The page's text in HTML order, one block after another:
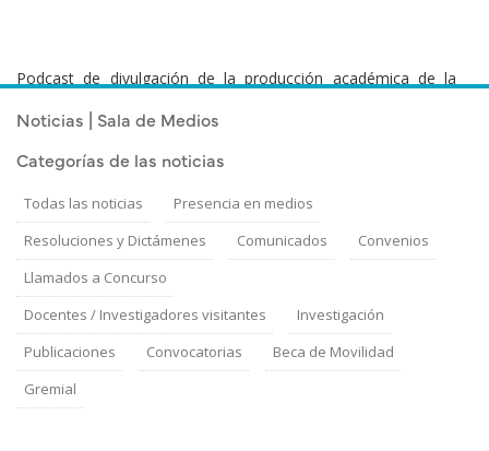
Noticias | Sala de Medios
Categorías de las noticias
Todas las noticias
Presencia en medios
Resoluciones y Dictámenes
Comunicados
Convenios
Llamados a Concurso
Docentes / Investigadores visitantes
Investigación
Publicaciones
Convocatorias
Beca de Movilidad
Gremial
Podcast de divulgación de la producción académica de la